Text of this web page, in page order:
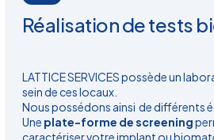
Réalisation de tests
LATTICE SERVICES possède un
sein de ces locaux.
Nous possédons ainsi de différents
Une plate-forme de screening
caractériser votre implant ou